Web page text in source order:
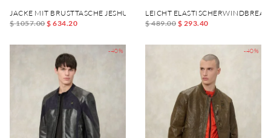
JACKE MIT BRUSTTASCHE JESHURUN
$ 1057.00$ 634.20
LEICHT
$ 489.00 $ 293.40
-40% -40%